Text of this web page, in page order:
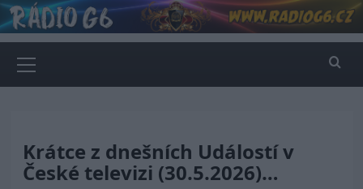
Skip
to
content
Menu
Krátce z dnešních Událostí v
České televizi (30.5.2026)…